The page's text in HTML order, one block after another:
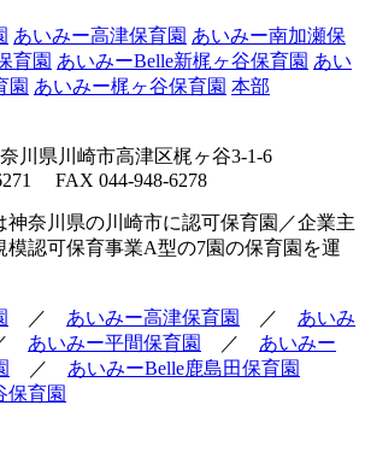
あいみー高津保育園 あいみー南加瀬保
育園 あいみーBelle新梶ヶ谷保育園 あい
園 あいみー梶ヶ谷保育園 本部
川県川崎市高津区梶ヶ谷3-1-6
FAX 044-948-6278
神奈川県の川崎市に認可保育園／企業主
模認可保育事業A型の7園の保育園を運
／ あいみー高津保育園 ／ あいみ
あいみー平間保育園 ／ あいみー
／ あいみーBelle鹿島田保育園
保育園